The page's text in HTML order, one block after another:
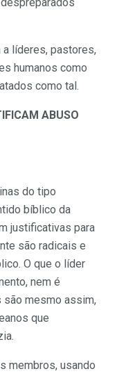
a líderes, pastores,
humanos como
como tal.
ABUSO
do tipo
bíblico da
justificativas para
são radicais e
O que o líder
nem é
são mesmo assim,
que
membros, usando